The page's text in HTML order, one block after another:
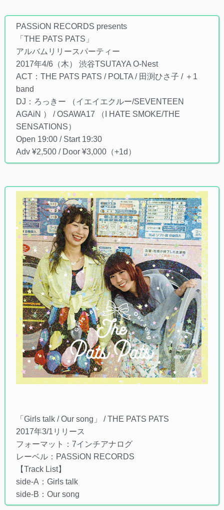
PASSiON RECORDS presents
「THE PATS PATS」
アルバムリリースパーティー
2017年4/6（木） 渋谷TSUTAYA O-Nest
ACT：THE PATS PATS / POLTA / 田渕ひさ子 / ＋1
band
DJ：ろっきー （イエイエクルー/SEVENTEEN
AGAiN ） / OSAWA17 （I HATE SMOKE/THE
SENSATIONS）
Open 19:00 / Start 19:30
Adv ¥2,500 / Door ¥3,000（+1d）
「Girls talk / Our song」 / THE PATS PATS
2017年3/1リリース
フォーマット：7インチアナログ
レーベル：PASSiON RECORDS
【Track List】
side-A：Girls talk
side-B：Our song